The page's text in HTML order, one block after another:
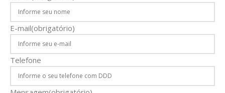
E-mail(obrigatório)
Telefone